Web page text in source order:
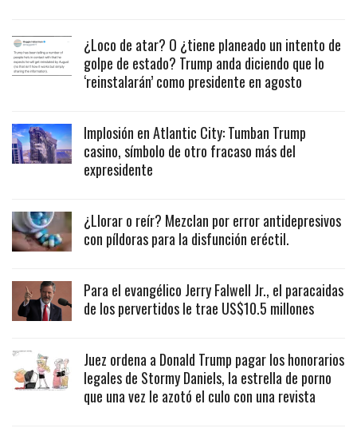
¿Loco de atar? O ¿tiene planeado un intento de
golpe de estado? Trump anda diciendo que lo
‘reinstalarán’ como presidente en agosto
Implosión en Atlantic City: Tumban Trump
casino, símbolo de otro fracaso más del
expresidente
¿Llorar o reír? Mezclan por error antidepresivos
con píldoras para la disfunción eréctil.
Para el evangélico Jerry Falwell Jr., el paracaidas
de los pervertidos le trae US$10.5 millones
Juez ordena a Donald Trump pagar los honorarios
legales de Stormy Daniels, la estrella de porno
que una vez le azotó el culo con una revista